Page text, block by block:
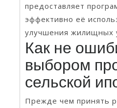
предоставляет
эффективно её
улучшения жилищных
Как не
выбором
сельской
Прежде чем принять